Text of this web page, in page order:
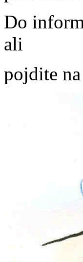
Do
ali
pojdite na